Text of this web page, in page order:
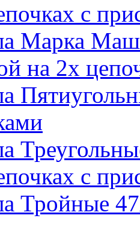
с
Марка
на 2х
с
Тройные